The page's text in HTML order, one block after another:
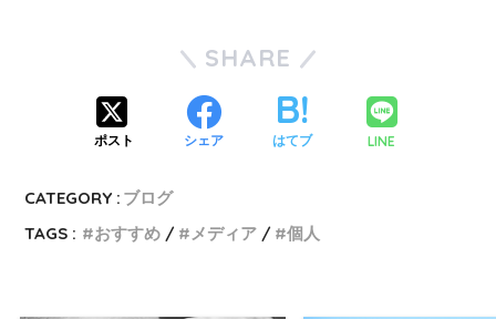
SHARE
ポスト シェア はてブ LINE
CATEGORY : ブログ
TAGS :
おすすめ メディア 個人